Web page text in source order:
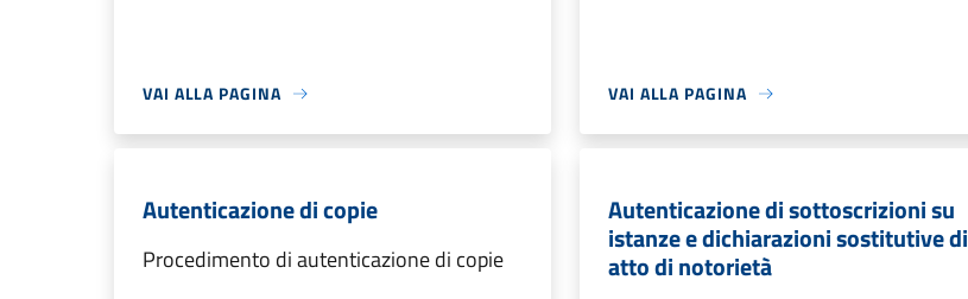
VAI ALLA PAGINA VAI ALLA PAGINA
Autenticazione di copie
Procedimento di autenticazione di copie
Autenticazione di sottoscrizioni su
istanze e dichiarazioni sostitutive di
atto di notorietà